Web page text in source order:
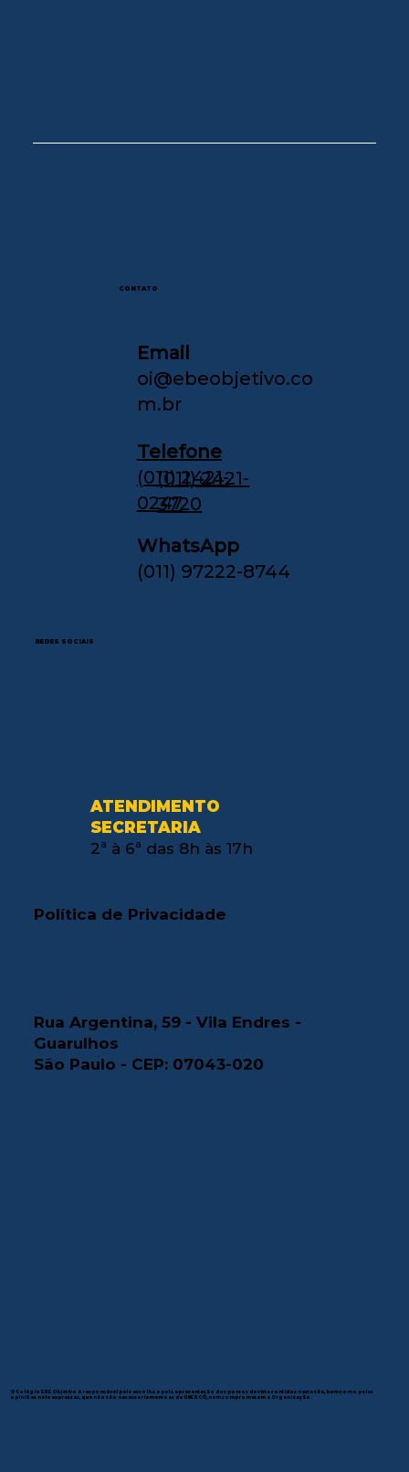
Política de Privacidade
CONTATO
Email
oi@ebeobjetivo.co
m.br
Telefone
(011) 2421-
0247
(011) 2421-
3720
WhatsApp
(011) 97222-8744
ATENDIMENTO
SECRETARIA
2ª à 6ª das 8h às 17h
REDES SOCIAIS
Rua Argentina, 59 - Vila Endres -
Guarulhos
São Paulo - CEP: 07043-020
O Colégio EBE Objetivo é responsável pela escolha e pela apresentação dos pontos de vista contidos neste site, bem como pelas
opiniões nele expressas, que não são necessariamente as da UNESCO, nem comprometem a Organização.